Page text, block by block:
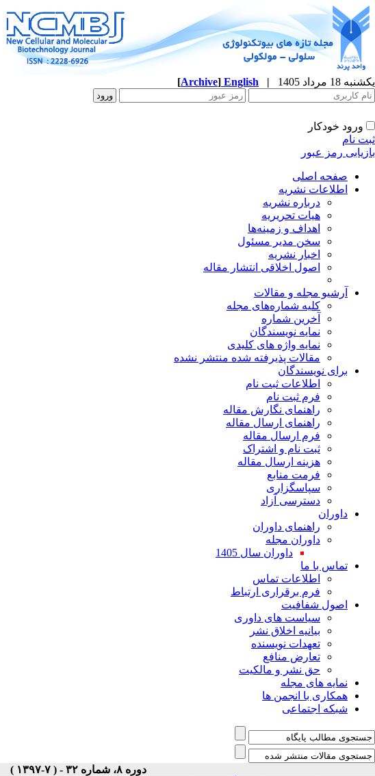
یکشنبه 18 مرداد 1405 |
English
[Archive]
ورود خودکار
ثبت نام
بازیابی رمز عبور
صفحه اصلی
اطلاعات نشریه
درباره نشریه
هیات تحریریه
اهداف و زمینه‌ها
سخن مدیر مسئول
اخبار نشریه
اصول اخلاقی انتشار مقاله
آرشیو مجله و مقالات
کلیه شماره‌های مجله
آخرین شماره
نمایه نویسندگان
نمایه واژه های کلیدی
مقالات پذیرفته شده منتشر نشده
برای نویسندگان
اطلاعات ثبت نام
فرم ثبت نام
راهنمای نگارش مقاله
راهنمای ارسال مقاله
فرم ارسال مقاله
ثبت نام و اشتراک
هزینه ارسال مقاله
فرمت منابع
سپاسگزاری
دسترسی آزاد
داوران
راهنمای داوران
داوران مجله
داوران سال 1405
تماس با ما
اطلاعات تماس
فرم برقراری ارتباط
اصول شفافیت
سیاست های داوری
بیانیه اخلاق نشر
تعهدات نویسنده
تعارض منافع
حق نشر و مالکیت
نمایه های مجله
همکاری با انجمن ها
شبکه اجتماعی
دوره ۸، شماره ۳۲ - ( ۷-۱۳۹۷ )